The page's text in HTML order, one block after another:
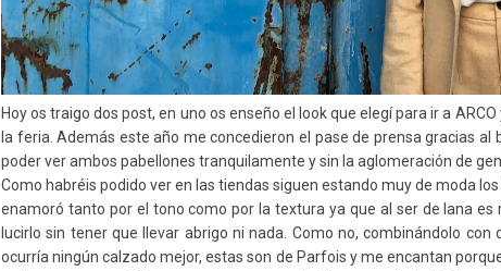
Hoy os traigo dos post, en uno os enseño el look que elegí para ir a
la feria. Además este año me concedieron el pase de prensa gracias
poder ver ambos pabellones tranquilamente y sin la aglomeración de
Como habréis podido ver en las tiendas siguen estando muy de moda
enamoró tanto por el tono como por la textura ya que al ser de lana
lucirlo sin tener que llevar abrigo ni nada. Como no, combinándolo
ocurría ningún calzado mejor, estas son de Parfois y me encantan